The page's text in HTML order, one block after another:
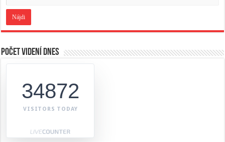
Počet videní dnes
34872
VISITORS TODAY